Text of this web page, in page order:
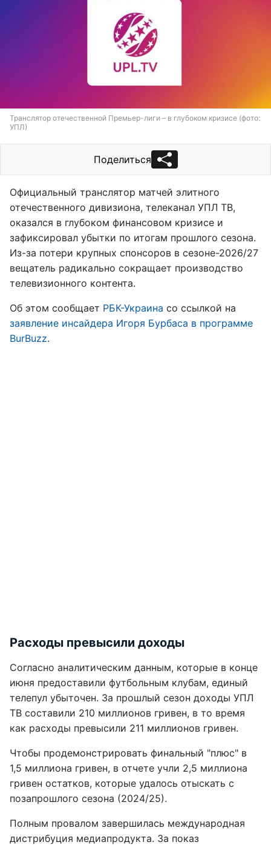
Транслятор отечественной Премьер-лиги – в глубоком кризисе (фото:
УПЛ)
Поделиться
Официальный транслятор матчей элитного
отечественного дивизиона, телеканал УПЛ ТВ,
оказался в глубоком финансовом кризисе и
зафиксировал убытки по итогам прошлого сезона.
Из-за потери крупных спонсоров в сезоне-2026/27
вещатель радикально сокращает производство
телевизионного контента.
Об этом сообщает РБК-Украина со ссылкой на
заявление инсайдера Игоря Бурбаса в программе
BurBuzz.
Расходы превысили доходы
Согласно аналитическим данным, которые в конце
июня предоставили футбольным клубам, единый
телепул убыточен. За прошлый сезон доходы УПЛ
ТВ составили 210 миллионов гривен, в то время
как расходы превысили 211 миллионов гривен.
Чтобы продемонстрировать финальный "плюс" в
1,5 миллиона гривен, в отчете учли 2,5 миллиона
гривен остатков, которые удалось отыскать с
позапрошлого сезона (2024/25).
Полным провалом завершилась международная
дистрибуция медиапродукта. За показ